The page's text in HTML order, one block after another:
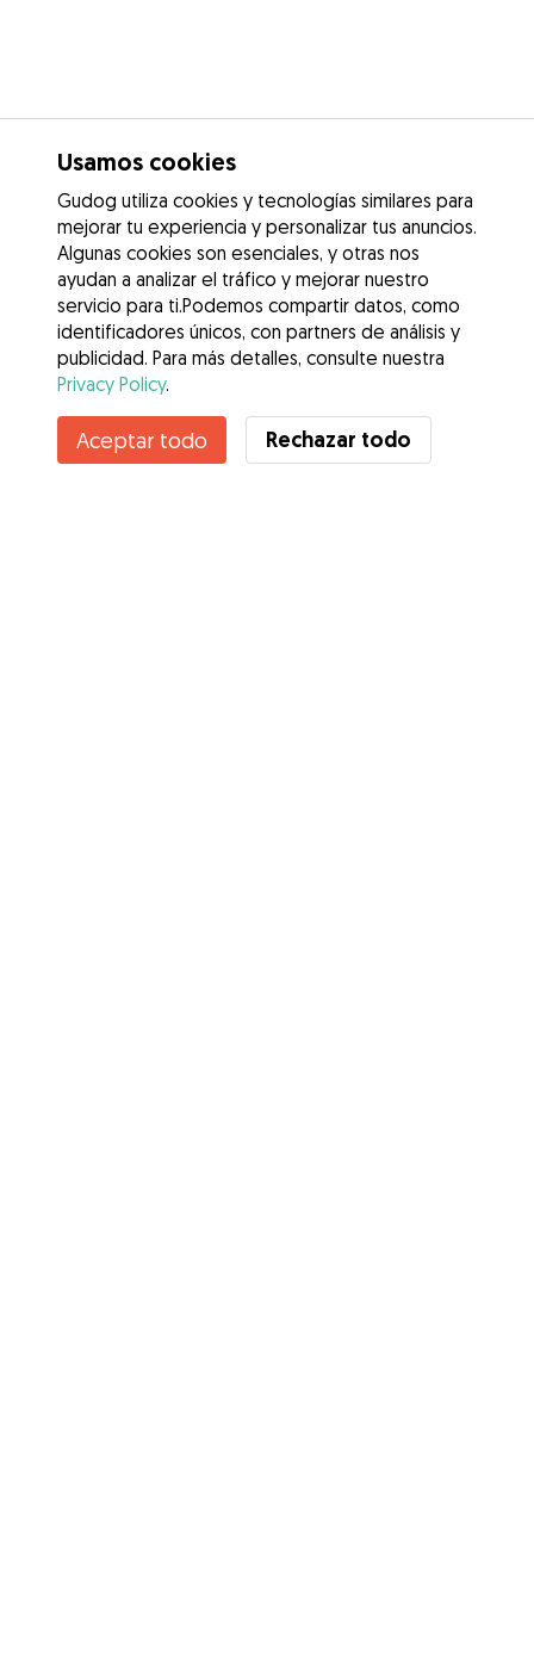
Usamos cookies
Gudog utiliza cookies y tecnologías similares para
mejorar tu experiencia y personalizar tus anuncios.
Algunas cookies son esenciales, y otras nos
ayudan a analizar el tráfico y mejorar nuestro
servicio para ti.Podemos compartir datos, como
identificadores únicos, con partners de análisis y
publicidad. Para más detalles, consulte nuestra
Privacy Policy.
Aceptar todo Rechazar todo